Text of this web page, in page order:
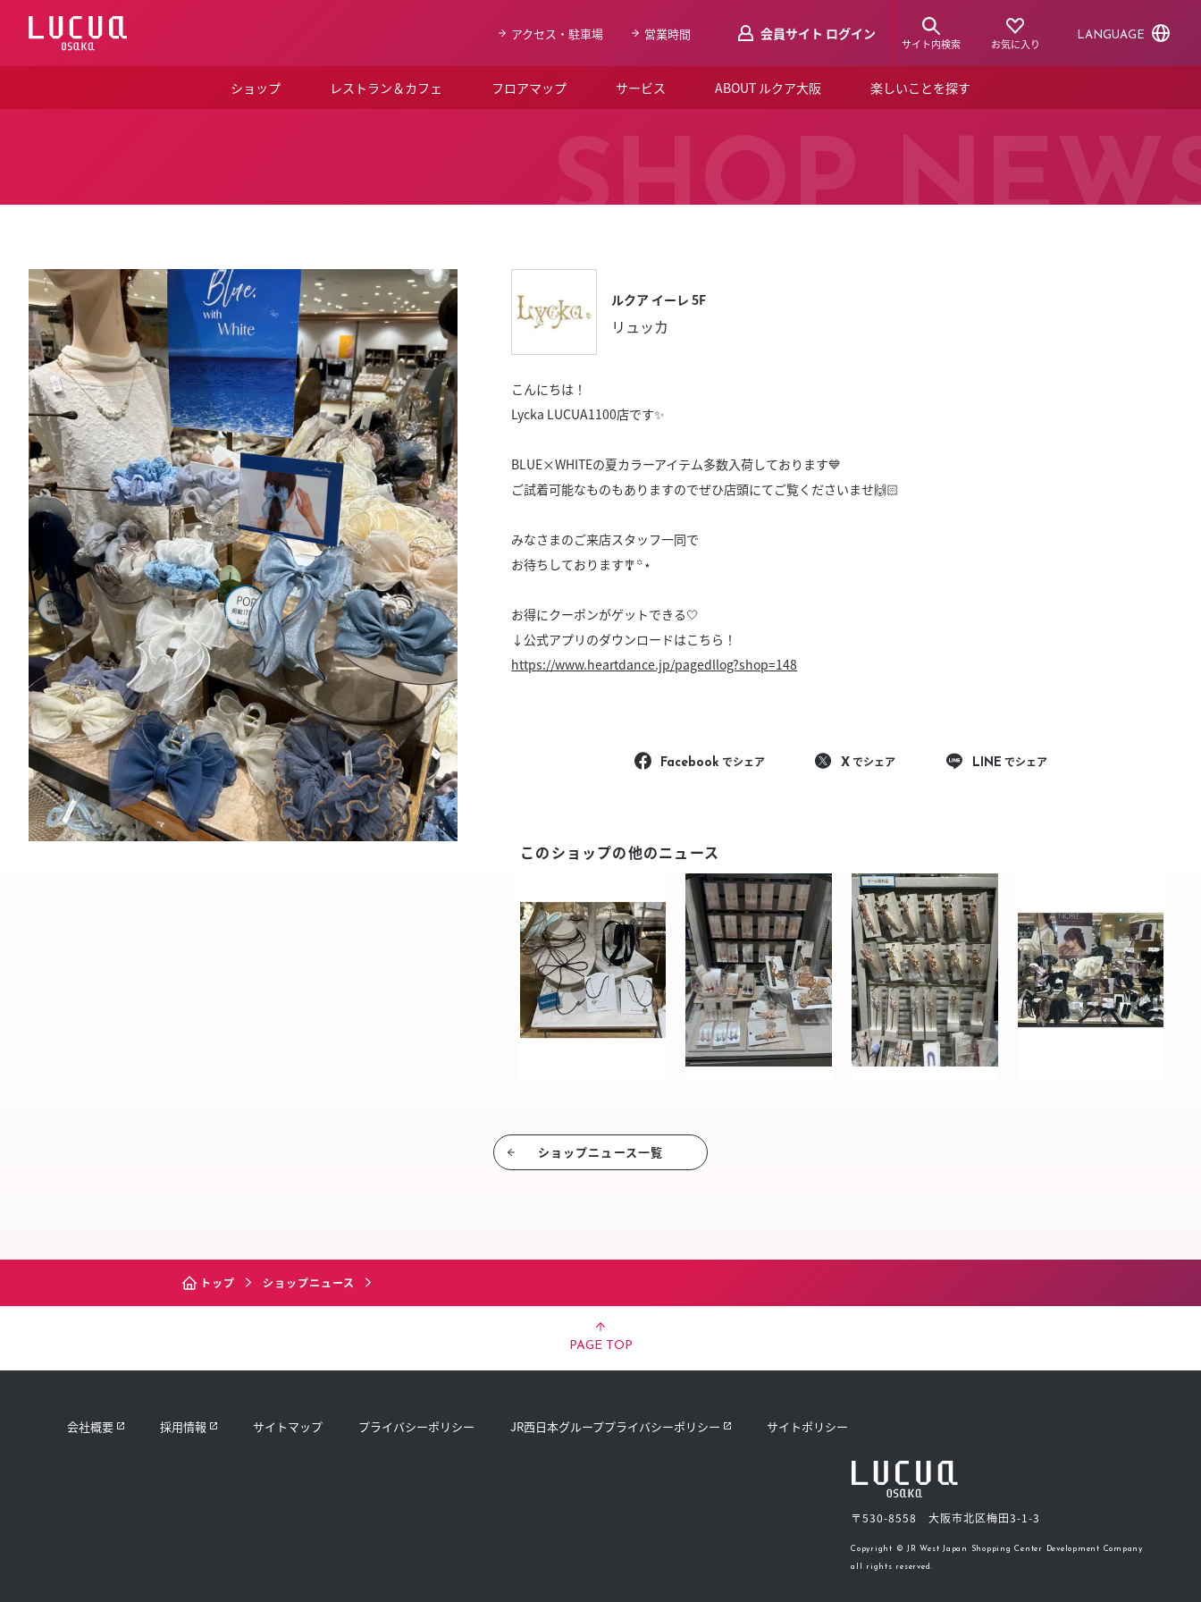
ス
アクセス・駐車場 営業時間 会員サイト ログイン
サイト内検索 お気に入り
LANGUAGE
ショップ レストラン＆カフェ フロアマップ サービス ABOUT ルクア大阪
LUCUAメンバーズカード
会員登録はこちらから！
SNSアカウント一覧
LUCUAブライダルクラブ
スタッフ募集（長期で働きたい方）
楽しいことを探す
ショップニュース
SHOP
ルクア イーレ 5F
リュッカ
こんにちは！
Lycka LUCUA1100店です✨️
BLUE×WHITEの夏カラーアイテム多数入荷しております💙
ご試着可能なものもありますのでぜひ店頭にてご覧くださいませ🙌🏻
みなさまのご来店スタッフ一同で
お待ちしております🎐꙳⋆
お得にクーポンがゲットできる🤍
↓公式アプリのダウンロードはこちら！
https://www.heartdance.jp/pagedllog?shop=148
Facebook でシェア X でシェア LINE でシェア
このショップの他のニュース
ショップニュース⼀覧
トップ ショップニュース
PAGE TOP
会社概要 採用情報 サイトマップ プライバシーポリシー JR西日本グループプライバシーポリシー サイトポリシー
〒530-8558 大阪市北区梅田3-1-3
Copyright © JR West Japan Shopping Center Development Company
all rights reserved.